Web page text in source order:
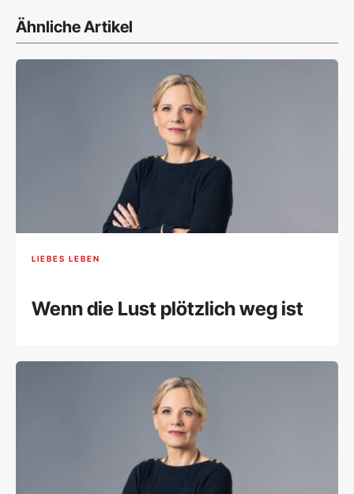
Ähnliche Artikel
LIEBES LEBEN
Wenn die Lust plötzlich weg ist